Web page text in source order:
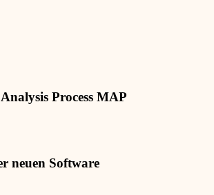
Process MAP
neuen Software